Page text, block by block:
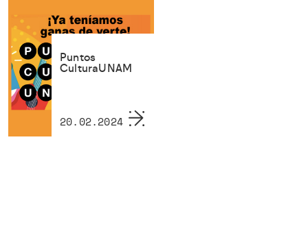
Puntos
CulturaUNAM
20.02.2024